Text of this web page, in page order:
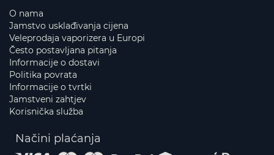
O nama
Jamstvo usklađivanja cijena
Veleprodaja vaporizera u Europi
Često postavljana pitanja
Informacije o dostavi
Politika povrata
Informacije o tvrtki
Jamstveni zahtjev
Korisnička služba
Načini plaćanja